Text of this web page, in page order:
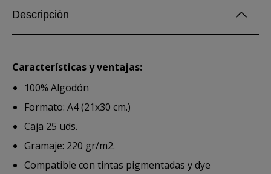
Descripción
Características y ventajas:
100% Algodón
Formato: A4 (21x30 cm.)
Caja 25 uds.
Gramaje: 220 gr/m2.
Compatible con tintas pigmentadas y dye